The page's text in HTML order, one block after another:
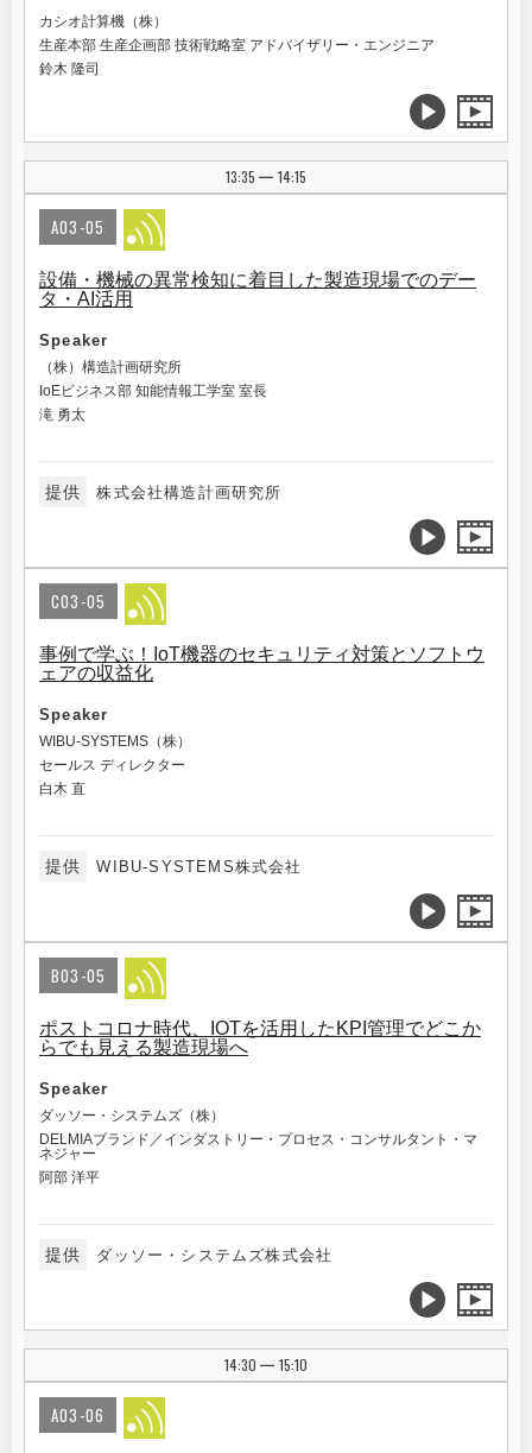
カシオ計算機（株）
生産本部 生産企画部 技術戦略室 アドバイザリー・エンジニア
鈴木 隆司
13:35 | 14:15
A03-05
設備・機械の異常検知に着目した製造現場でのデー
タ・AI活用
Speaker
（株）構造計画研究所
IoEビジネス部 知能情報工学室 室長
滝 勇太
提供 株式会社構造計画研究所
C03-05
事例で学ぶ！IoT機器のセキュリティ対策とソフトウ
ェアの収益化
Speaker
WIBU-SYSTEMS（株）
セールス ディレクター
白木 直
提供 WIBU-SYSTEMS株式会社
B03-05
ポストコロナ時代、IOTを活用したKPI管理でどこか
らでも見える製造現場へ
Speaker
ダッソー・システムズ（株）
DELMIAブランド／インダストリー・プロセス・コンサルタント・マ
ネジャー
阿部 洋平
提供 ダッソー・システムズ株式会社
14:30 | 15:10
A03-06